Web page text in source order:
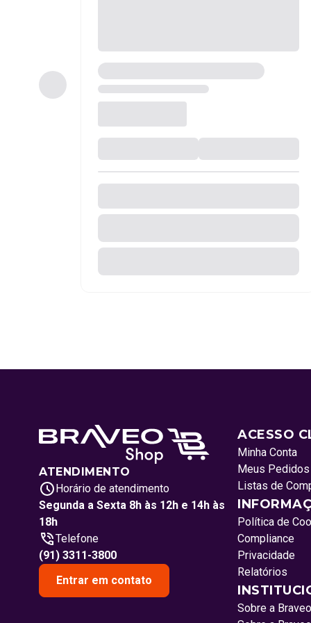
ATENDIMENTO
Horário de atendimento
Segunda a Sexta 8h às 12h e 14h às
18h
Telefone
(91) 3311-3800
Entrar em contato
ACESSO
Minha Conta
Meus Pedidos
Listas de
Política de
Compliance
Privacidade
Relatórios
Sobre a